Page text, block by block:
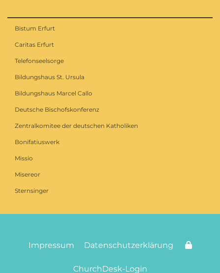
Bistum Erfurt
Caritas Erfurt
Telefonseelsorge
Bildungshaus St. Ursula
Bildungshaus Marcel Callo
Deutsche Bischofskonferenz
Zentralkomitee der deutschen Katholiken
Bonifatiuswerk
Missio
Misereor
Sternsinger
Impressum Datenschutzerklärung
ChurchDesk-Login